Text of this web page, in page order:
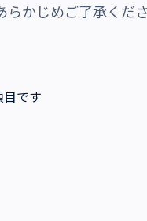
かじめご了承くださ
です